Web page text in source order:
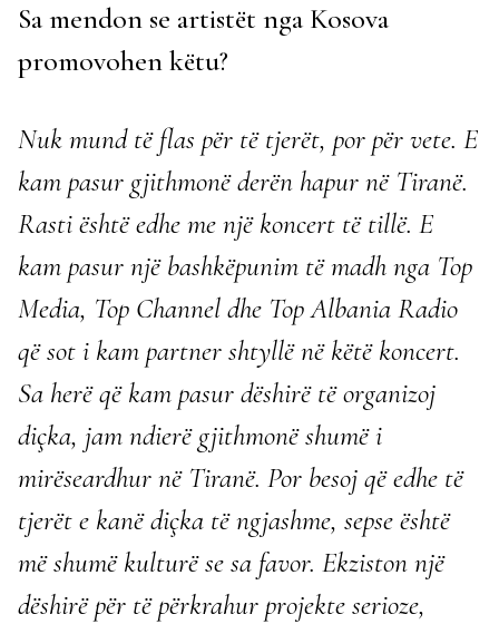
Sa mendon se artistët nga Kosova
promovohen këtu?
Nuk mund të flas për të tjerët, por për vete. E
kam pasur gjithmonë derën hapur në Tiranë.
Rasti është edhe me një koncert të tillë. E
kam pasur një bashkëpunim të madh nga Top
Media, Top Channel dhe Top Albania Radio
që sot i kam partner shtyllë në këtë koncert.
Sa herë që kam pasur dëshirë të organizoj
diçka, jam ndierë gjithmonë shumë i
mirëseardhur në Tiranë. Por besoj që edhe të
tjerët e kanë diçka të ngjashme, sepse është
më shumë kulturë se sa favor. Ekziston një
dëshirë për të përkrahur projekte serioze,